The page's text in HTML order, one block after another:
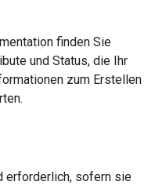
finden Sie
und Status, die Ihr
zum Erstellen
erforderlich, sofern sie